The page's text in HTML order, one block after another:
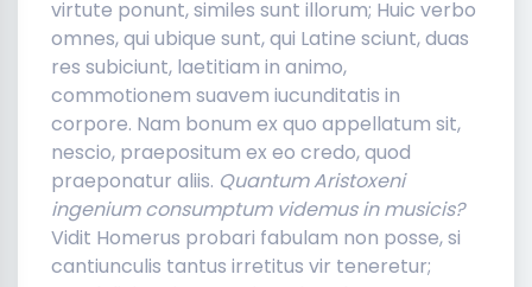
virtute ponunt, similes sunt illorum; Huic verbo
omnes, qui ubique sunt, qui Latine sciunt, duas
res subiciunt, laetitiam in animo,
commotionem suavem iucunditatis in
corpore. Nam bonum ex quo appellatum sit,
nescio, praepositum ex eo credo, quod
praeponatur aliis. Quantum Aristoxeni
ingenium consumptum videmus in musicis?
Vidit Homerus probari fabulam non posse, si
cantiunculis tantus irretitus vir teneretur;